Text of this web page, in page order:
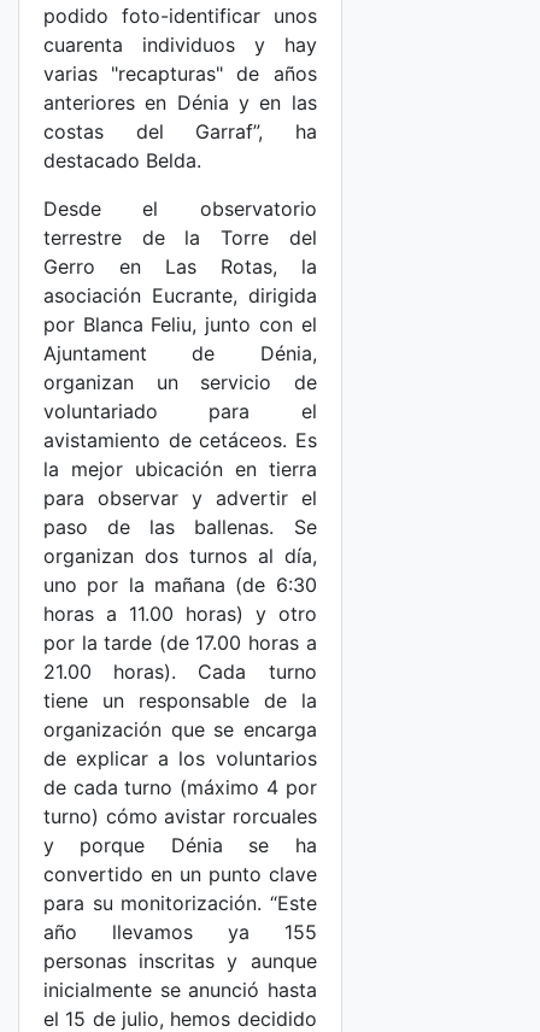
podido foto-identificar unos
cuarenta individuos y hay
varias "recapturas" de años
anteriores en Dénia y en las
costas del Garraf”, ha
destacado Belda.
Desde el observatorio
terrestre de la Torre del
Gerro en Las Rotas, la
asociación Eucrante, dirigida
por Blanca Feliu, junto con el
Ajuntament de Dénia,
organizan un servicio de
voluntariado para el
avistamiento de cetáceos. Es
la mejor ubicación en tierra
para observar y advertir el
paso de las ballenas. Se
organizan dos turnos al día,
uno por la mañana (de 6:30
horas a 11.00 horas) y otro
por la tarde (de 17.00 horas a
21.00 horas). Cada turno
tiene un responsable de la
organización que se encarga
de explicar a los voluntarios
de cada turno (máximo 4 por
turno) cómo avistar rorcuales
y porque Dénia se ha
convertido en un punto clave
para su monitorización. “Este
año llevamos ya 155
personas inscritas y aunque
inicialmente se anunció hasta
el 15 de julio, hemos decidido